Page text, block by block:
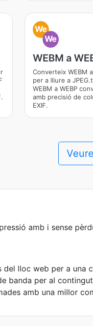
We
We
WEBM a
Converteix WEBM
per a lliure a
WEBM a WEBP
amb precisió de
EXIF.
amb i sense
lloc web per a una
banda per al
amb una millor